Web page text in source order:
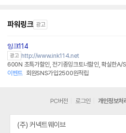
파워링크 광고
잉크114
광고 http://www.ink114.net
600N 초특가할인, 전기종잉크토너할인, 확실한A/
이벤트 회원SNS가입2500원적립
PC버전 로그인 개인정보처
(주) 커넥트웨이브